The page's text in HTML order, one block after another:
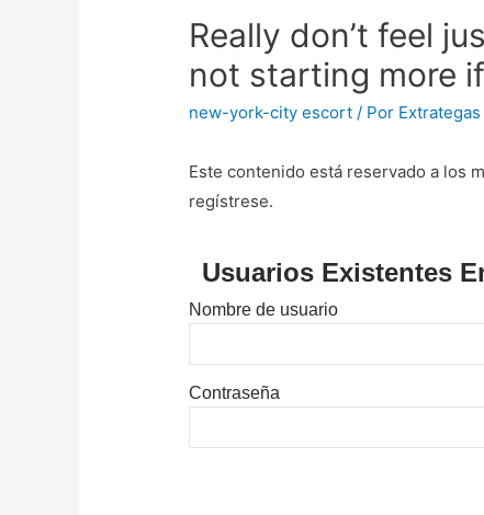
Really don’t feel
not starting more
new-york-city escort / Por Extrategas
Este contenido está reservado a los
regístrese.
Usuarios Existentes
Nombre de usuario
Contraseña